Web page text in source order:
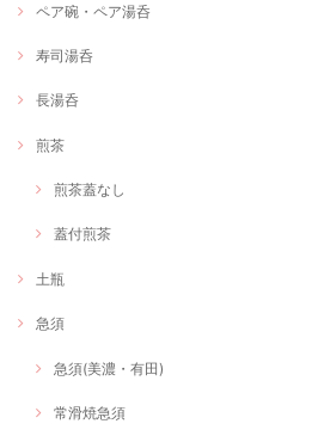
ペア碗・ペア湯呑
寿司湯呑
長湯呑
煎茶
煎茶蓋なし
蓋付煎茶
土瓶
急須
急須(美濃・有田)
常滑焼急須